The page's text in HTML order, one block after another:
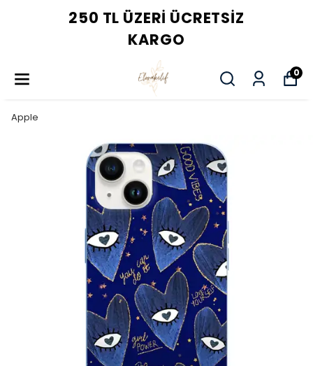
250 TL ÜZERI ÜCRETSIZ
KARGO
0
Apple